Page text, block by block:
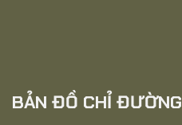
BẢN ĐỒ CHỈ ĐƯỜNG